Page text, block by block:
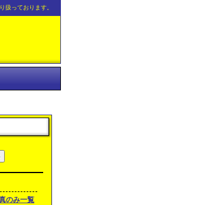
扱っております。
のみ一覧